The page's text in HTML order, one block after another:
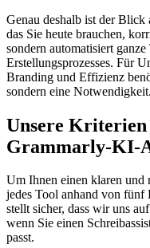
Genau deshalb ist der
das Sie heute brauchen,
sondern automatisiert
Erstellungsprozesses. Für
Branding und Effizienz
sondern eine Notwendigkeit.
Unsere Kriterien
Grammarly-KI-
Um Ihnen einen klaren und
jedes Tool anhand von fünf
stellt sicher, dass wir uns
wenn Sie einen
passt.